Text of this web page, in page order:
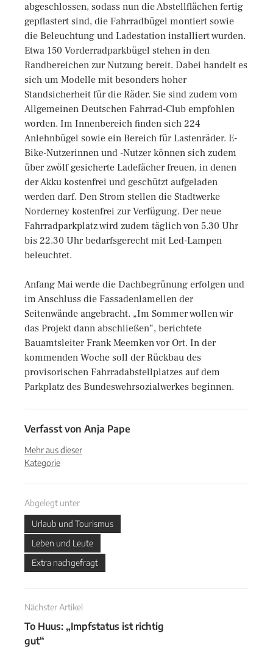
abgeschlossen, sodass nun die Abstellflächen fertig
gepflastert sind, die Fahrradbügel montiert sowie
die Beleuchtung und Ladestation installiert wurden.
Etwa 150 Vorderradparkbügel stehen in den
Randbereichen zur Nutzung bereit. Dabei handelt es
sich um Modelle mit besonders hoher
Standsicherheit für die Räder. Sie sind zudem vom
Allgemeinen Deutschen Fahrrad-Club empfohlen
worden. Im Innenbereich finden sich 224
Anlehnbügel sowie ein Bereich für Lastenräder. E-
Bike-Nutzerinnen und -Nutzer können sich zudem
über zwölf gesicherte Ladefächer freuen, in denen
der Akku kostenfrei und geschützt aufgeladen
werden darf. Den Strom stellen die Stadtwerke
Norderney kostenfrei zur Verfügung. Der neue
Fahrradparkplatz wird zudem täglich von 5.30 Uhr
bis 22.30 Uhr bedarfsgerecht mit Led-Lampen
beleuchtet.
Anfang Mai werde die Dachbegrünung erfolgen und
im Anschluss die Fassadenlamellen der
Seitenwände angebracht. „Im Sommer wollen wir
das Projekt dann abschließen“, berichtete
Bauamtsleiter Frank Meemken vor Ort. In der
kommenden Woche soll der Rückbau des
provisorischen Fahrradabstellplatzes auf dem
Parkplatz des Bundeswehrsozialwerkes beginnen.
Verfasst von Anja Pape
Mehr aus dieser
Kategorie
Abgelegt unter
Urlaub und Tourismus
Leben und Leute
Extra nachgefragt
Nächster Artikel
To Huus: „Impfstatus ist richtig
gut“